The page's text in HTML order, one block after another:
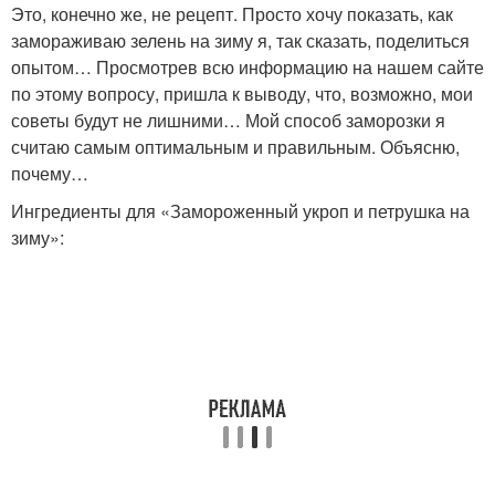
Это, конечно же, не рецепт. Просто хочу показать, как
замораживаю зелень на зиму я, так сказать, поделиться
опытом… Просмотрев всю информацию на нашем сайте
по этому вопросу, пришла к выводу, что, возможно, мои
советы будут не лишними… Мой способ заморозки я
считаю самым оптимальным и правильным. Объясню,
почему…
Ингредиенты для «Замороженный укроп и петрушка на
зиму»: